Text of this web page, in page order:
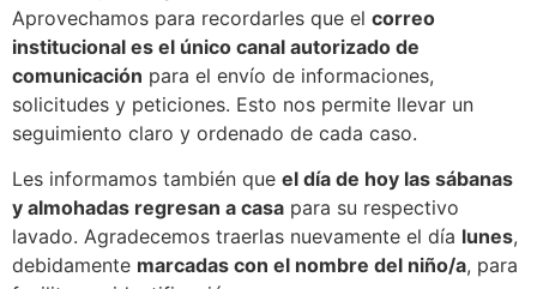
Aprovechamos para recordarles que el correo
institucional es el único canal autorizado de
comunicación para el envío de informaciones,
solicitudes y peticiones. Esto nos permite llevar un
seguimiento claro y ordenado de cada caso.
Les informamos también que el día de hoy las sábanas
y almohadas regresan a casa para su respectivo
lavado. Agradecemos traerlas nuevamente el día lunes,
debidamente marcadas con el nombre del niño/a, para